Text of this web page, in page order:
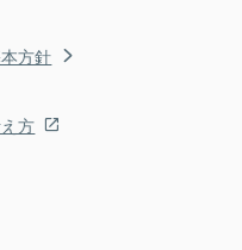
方針
方